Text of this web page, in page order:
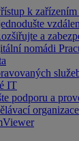
k
a
nomádi
IT
podporu a
organizace